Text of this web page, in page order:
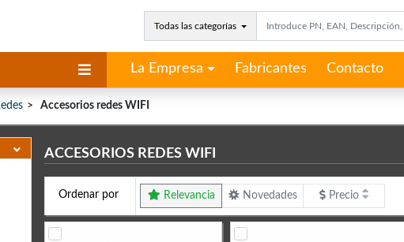
Todas las categorías
La Empresa Fabricantes Contacto
Accesorios redes WIFI
ACCESORIOS REDES WIFI
Ordenar por Relevancia Novedades Precio